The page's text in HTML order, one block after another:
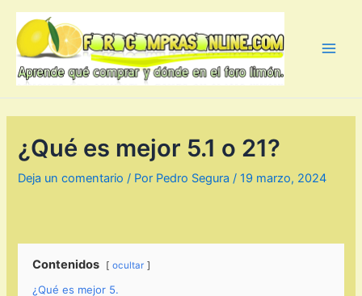
contenido
¿Qué es mejor 5.1 o 21?
Deja un comentario / Por Pedro Segura /19 marzo, 2024
Contenidos ocultar
¿Qué es mejor 5.